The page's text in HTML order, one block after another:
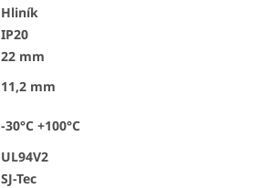
Hliník
IP20
22 mm
11,2 mm
-30°C +100°C
UL94V2
SJ-Tec